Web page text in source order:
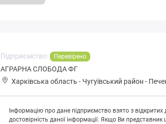
Підприємство: Перевірено
АГРАРНА СЛОБОДА ФГ
Харківська область - Чугуївський район -
Інформацію про дане підприємство взято з
достовірність даної інформації. Якщо Ви